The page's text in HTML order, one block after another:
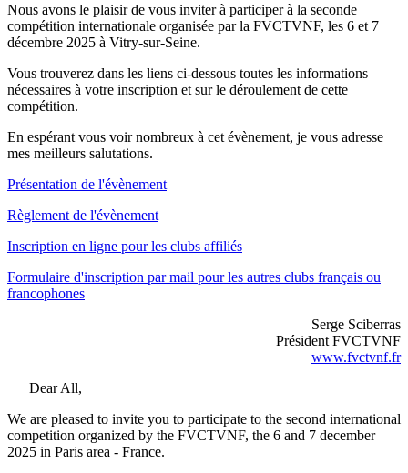
Nous avons le plaisir de vous inviter à participer à la seconde
compétition internationale organisée par la FVCTVNF, les 6 et 7
décembre 2025 à Vitry-sur-Seine.
Vous trouverez dans les liens ci-dessous toutes les informations
nécessaires à votre inscription et sur le déroulement de cette
compétition.
En espérant vous voir nombreux à cet évènement, je vous adresse
mes meilleurs salutations.
Présentation de l'évènement
Règlement de l'évènement
Inscription en ligne pour les clubs affiliés
Formulaire d'inscription par mail pour les autres clubs français ou
francophones
Serge Sciberras
Président FVCTVNF
www.fvctvnf.fr
Dear All,
We are pleased to invite you to participate to the second international
competition organized by the FVCTVNF, the 6 and 7 december
2025 in Paris area - France.